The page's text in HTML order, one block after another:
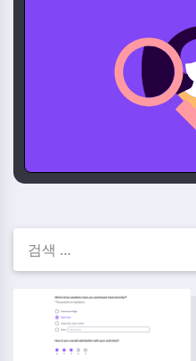
문의 양식 설
신청서 양식 템플릿